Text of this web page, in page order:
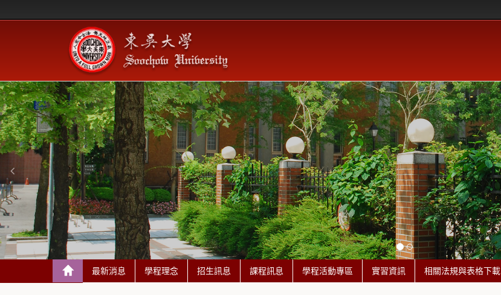
最新消息 學程理念 招生訊息 課程訊息 學程活動專區 實習資訊 相關法規與表格下載